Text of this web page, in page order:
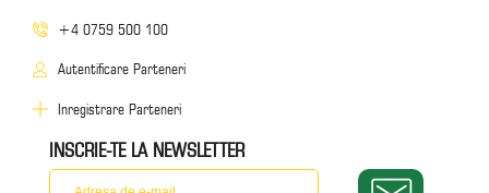
+4 0759 500 100
Autentificare Parteneri
Inregistrare Parteneri
INSCRIE-TE LA NEWSLETTER